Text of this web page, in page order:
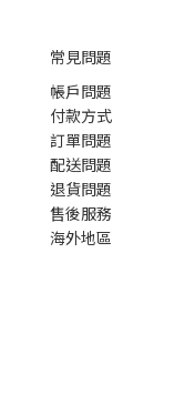
常見問題
帳戶問題
付款方式
訂單問題
配送問題
退貨問題
售後服務
海外地區